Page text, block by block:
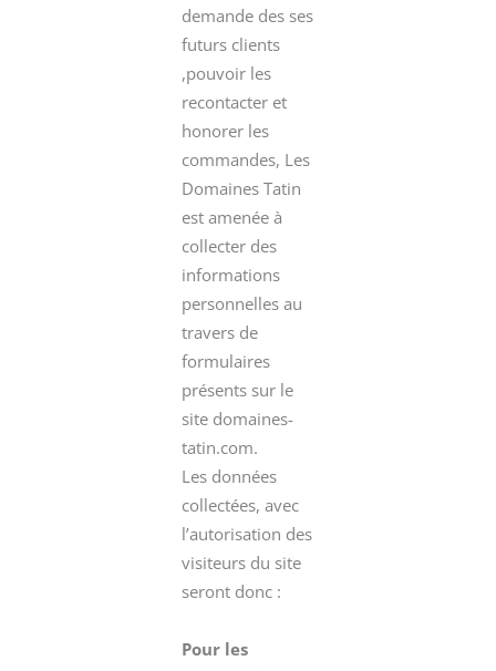
demande des ses
futurs clients
,pouvoir les
recontacter et
honorer les
commandes, Les
Domaines Tatin
est amenée à
collecter des
informations
personnelles au
travers de
formulaires
présents sur le
site domaines-
tatin.com.
Les données
collectées, avec
l’autorisation des
visiteurs du site
seront donc :
Pour les